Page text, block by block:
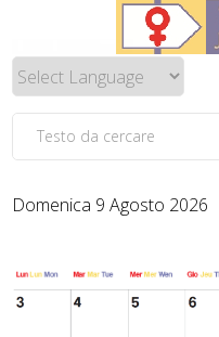
Domenica 9 Agosto 2026